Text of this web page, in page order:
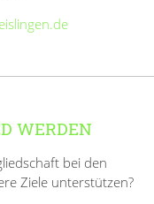
WERDEN
bei den
Ziele unterstützen?